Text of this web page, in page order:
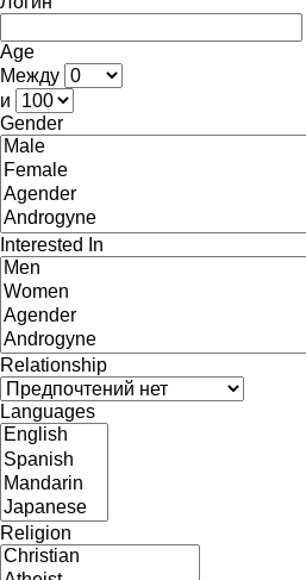
Age
Между
и
Gender
Interested In
Relationship
Languages
Religion